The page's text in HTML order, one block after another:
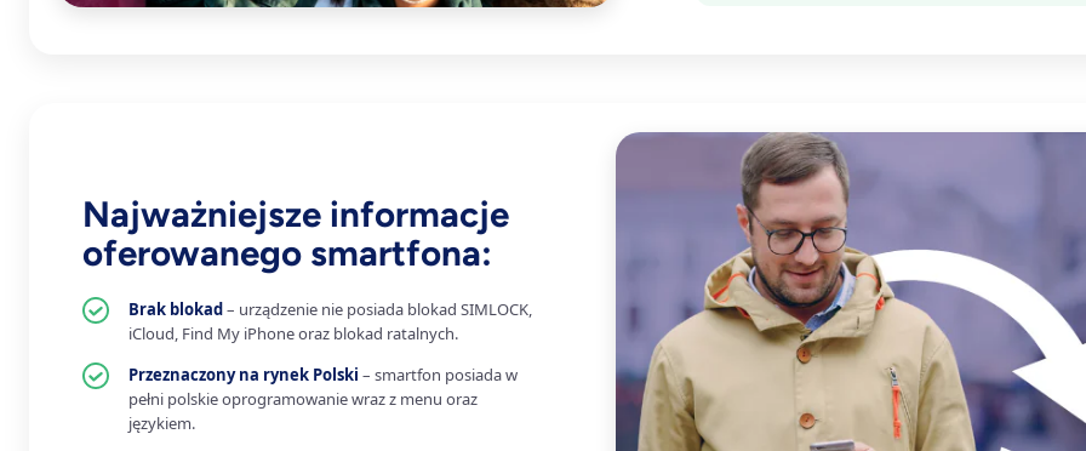
Najważniejsze informacje
oferowanego smartfona:
Brak blokad– urządzenie nie posiada blokad SIMLOCK,
iCloud, Find My iPhone oraz blokad ratalnych.
Przeznaczony na rynek Polski – smartfon posiada w
pełni polskie oprogramowanie wraz z menu oraz
językiem.